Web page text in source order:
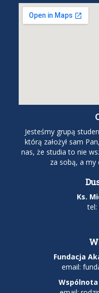
Jesteśmy grupą
którą założył sam
nas, że studia to nie
za sobą, a my
Ks.
tel:
Fundacja
email:
Wspólnota